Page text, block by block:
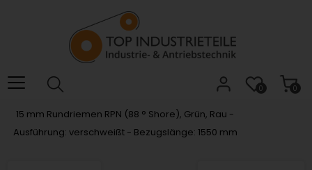
das
Barrierefreiheitsmenü
0
0
15 mm Rundriemen RPN (88 ° Shore), Grün, Rau -
Ausführung: verschweißt - Bezugslänge: 1550 mm